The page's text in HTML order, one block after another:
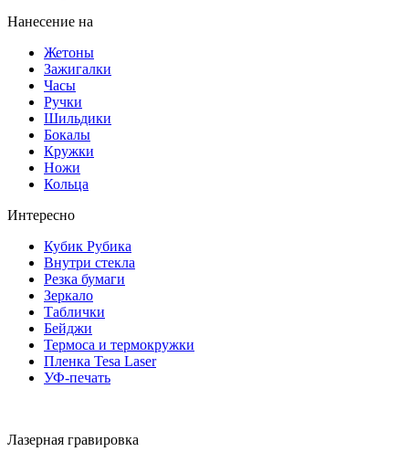
Нанесение на
Жетоны
Зажигалки
Часы
Ручки
Шильдики
Бокалы
Кружки
Ножи
Кольца
Интересно
Кубик Рубика
Внутри стекла
Резка бумаги
Зеркало
Таблички
Бейджи
Термоса и термокружки
Пленка Tesa Laser
УФ-печать
Лазерная гравировка